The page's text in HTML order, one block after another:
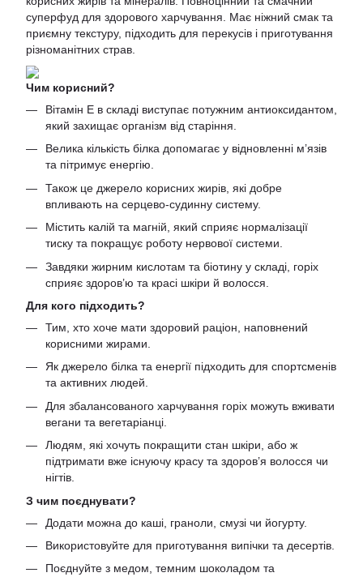
суперфуд для здорового харчування. Має ніжний смак та
приємну текстуру, підходить для перекусів і приготування
різноманітних страв.
Чим корисний?
Вітамін Е в складі виступає потужним антиоксидантом,
який захищає організм від старіння.
Велика кількість білка допомагає у відновленні м’язів
та пітримує енергію.
Також це джерело корисних жирів, які добре
впливають на серцево-судинну систему.
Містить калій та магній, який сприяє нормалізації
тиску та покращує роботу нервової системи.
Завдяки жирним кислотам та біотину у складі, горіх
сприяє здоров’ю та красі шкіри й волосся.
Для кого підходить?
Тим, хто хоче мати здоровий раціон, наповнений
корисними жирами.
Як джерело білка та енергії підходить для спортсменів
та активних людей.
Для збалансованого харчування горіх можуть вживати
вегани та вегетаріанці.
Людям, які хочуть покращити стан шкіри, або ж
підтримати вже існуючу красу та здоров’я волосся чи
нігтів.
З чим поєднувати?
Додати можна до каші, граноли, смузі чи йогурту.
Використовуйте для приготування випічки та десертів.
Поєднуйте з медом, темним шоколадом та